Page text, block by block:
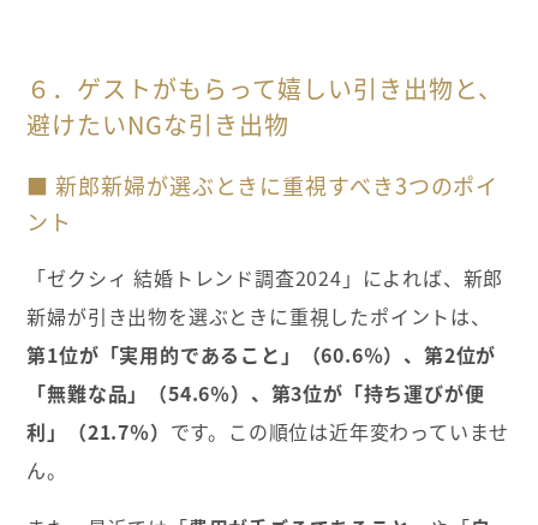
６．ゲストがもらって嬉しい引き出物と、
避けたいNGな引き出物
■ 新郎新婦が選ぶときに重視すべき3つのポイ
ント
「ゼクシィ 結婚トレンド調査2024」によれば、新郎
新婦が引き出物を選ぶときに重視したポイントは、
第1位が「実用的であること」（60.6％）、第2位が
「無難な品」（54.6％）、第3位が「持ち運びが便
利」（21.7％） です。この順位は近年変わっていませ
ん。